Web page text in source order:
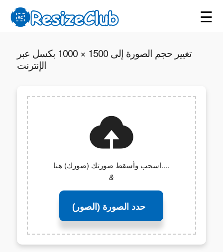
☰
تغيير حجم الصورة إلى 1500 × 1000 بكسل عبر
الإنترنت
اسحب وأسقط صورتك (صورك) هنا....
&
حدد الصورة (الصور)